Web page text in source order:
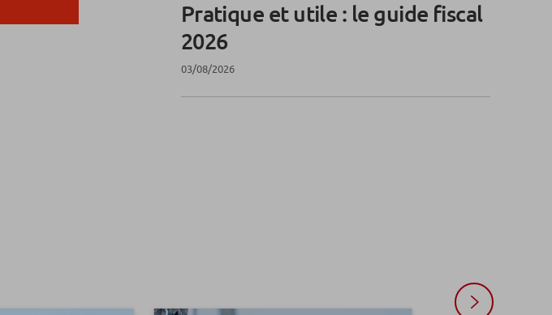
Pratique et utile : le guide fiscal
2026
03/08/2026